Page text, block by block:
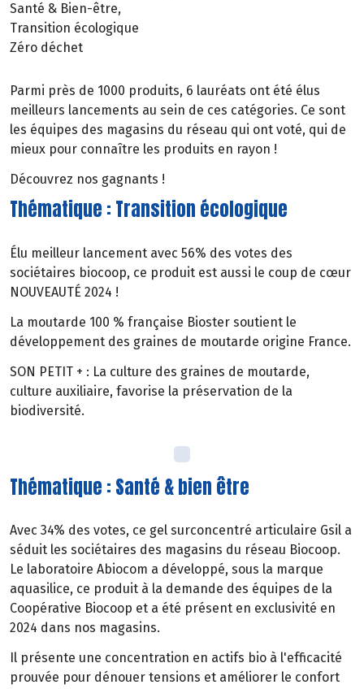
Santé & Bien-être,
Transition écologique
Zéro déchet
Parmi près de 1000 produits, 6 lauréats ont été élus
meilleurs lancements au sein de ces catégories. Ce sont
les équipes des magasins du réseau qui ont voté, qui de
mieux pour connaître les produits en rayon !
Découvrez nos gagnants !
Thématique : Transition écologique
Élu meilleur lancement avec 56% des votes des
sociétaires biocoop, ce produit est aussi le​ coup de cœur
NOUVEAUTÉ 2024 !
​La moutarde 100 % française Bioster soutient le
développement des graines de moutarde origine France.
SON PETIT + : La culture des graines de moutarde,
culture auxiliaire, favorise la préservation de la
biodiversité.
Thématique : Santé & bien être
Avec 34% des votes, ce gel surconcentré articulaire Gsil a
séduit les sociétaires des magasins du réseau Biocoop.
Le laboratoire Abiocom a développé, sous la marque
aquasilice, ce produit à la demande des équipes de la
Coopérative Biocoop et a été présent en exclusivité en
2024 dans nos magasins.
Il présente une concentration en actifs bio à l'efficacité
prouvée pour dénouer tensions et améliorer le confort